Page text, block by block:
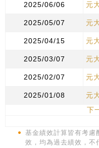
2025/06/06 元
2025/05/07 元
2025/04/15 元
2025/03/07 元
2025/02/07 元
2025/01/08
元
下
基金績效計算皆有考
效，均為過去績效，不